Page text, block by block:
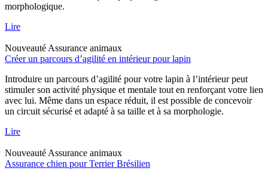
morphologique.
Lire
Nouveauté Assurance animaux
Créer un parcours d’agilité en intérieur pour lapin
Introduire un parcours d’agilité pour votre lapin à l’intérieur peut
stimuler son activité physique et mentale tout en renforçant votre lien
avec lui. Même dans un espace réduit, il est possible de concevoir
un circuit sécurisé et adapté à sa taille et à sa morphologie.
Lire
Nouveauté Assurance animaux
Assurance chien pour Terrier Brésilien